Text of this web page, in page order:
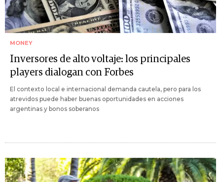
MONEY
Inversores de alto voltaje: los principales
players dialogan con Forbes
El contexto local e internacional demanda cautela, pero para los
atrevidos puede haber buenas oportunidades en acciones
argentinas y bonos soberanos